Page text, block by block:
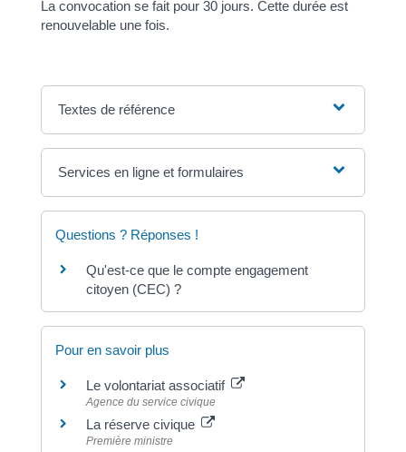
La convocation se fait pour 30 jours. Cette durée est
renouvelable une fois.
Textes de référence
Services en ligne et formulaires
Questions ? Réponses !
Qu'est-ce que le compte engagement
citoyen (CEC) ?
Pour en savoir plus
Le volontariat associatif
Agence du service civique
La réserve civique
Première ministre